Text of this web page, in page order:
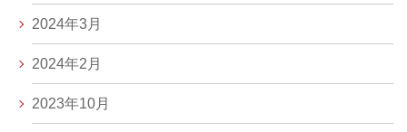
2024年3月
2024年2月
2023年10月